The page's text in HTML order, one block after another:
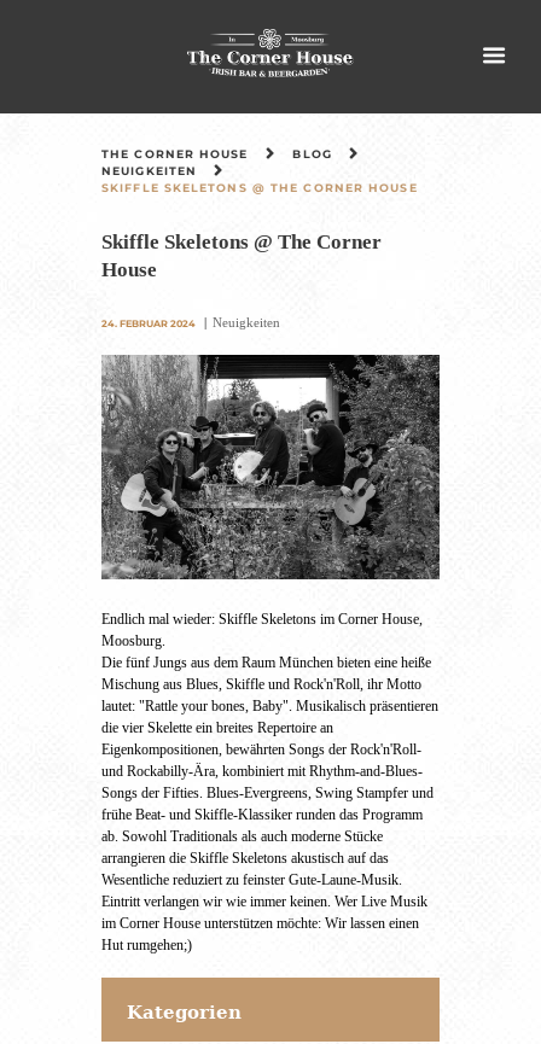
THE CORNER HOUSE
BLOG
NEUIGKEITEN
SKIFFLE SKELETONS @ THE CORNER HOUSE
Skiffle Skeletons @ The Corner
House
24. FEBRUAR 2024 Neuigkeiten
Endlich mal wieder: Skiffle Skeletons im Corner House,
Moosburg.
Die fünf Jungs aus dem Raum München bieten eine heiße
Mischung aus Blues, Skiffle und Rock'n'Roll, ihr Motto
lautet: "Rattle your bones, Baby". Musikalisch präsentieren
die vier Skelette ein breites Repertoire an
Eigenkompositionen, bewährten Songs der Rock'n'Roll-
und Rockabilly-Ära, kombiniert mit Rhythm-and-Blues-
Songs der Fifties. Blues-Evergreens, Swing Stampfer und
frühe Beat- und Skiffle-Klassiker runden das Programm
ab. Sowohl Traditionals als auch moderne Stücke
arrangieren die Skiffle Skeletons akustisch auf das
Wesentliche reduziert zu feinster Gute-Laune-Musik.
Eintritt verlangen wir wie immer keinen. Wer Live Musik
im Corner House unterstützen möchte: Wir lassen einen
Hut rumgehen;)
Kategorien